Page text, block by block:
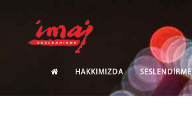
HAKKIMIZDA SESLENDİRME